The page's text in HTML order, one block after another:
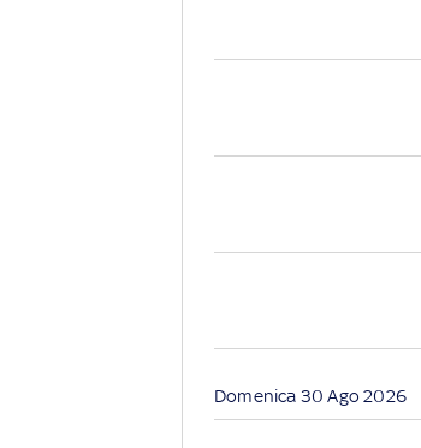
Domenica 30 Ago 2026